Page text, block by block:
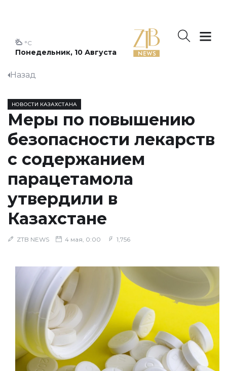
Понедельник, 10 Августа
°C
Назад
НОВОСТИ КАЗАХСТАНА
Меры по повышению
безопасности лекарств
с содержанием
парацетамола
утвердили в
Казахстане
ZTB NEWS 4 мая, 0:00 1,756